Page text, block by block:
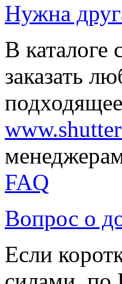
Нужна
В
заказать
FAQ
Вопрос о
Если